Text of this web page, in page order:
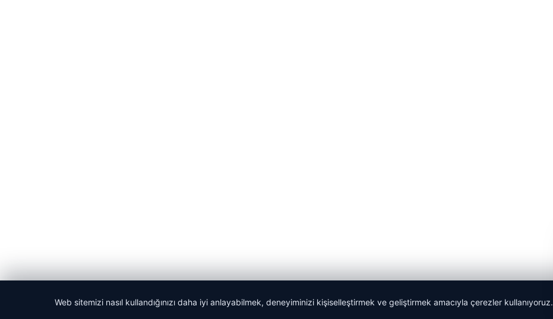
© 2026 Kitap Oku – Güncel Haberler
Web sitemizi nasıl kullandığınızı daha iyi anlayabilmek, deneyiminizi kişiselleştirmek ve geliştirmek amacıyla çerezler kullanıyoruz.